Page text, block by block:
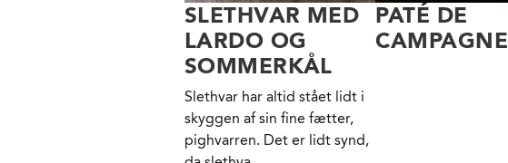
SLETHVAR MED
LARDO OG
SOMMERKÅL
Slethvar har altid stået lidt i
skyggen af sin fine fætter,
pighvarren. Det er lidt synd,
PATÉ DE
CAMPAGNE